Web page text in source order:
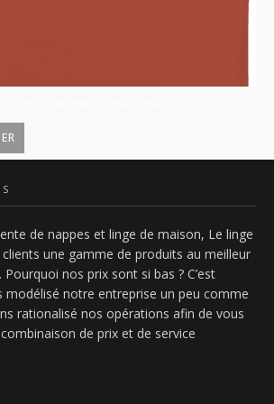
de nappes et linge de maison, Le linge
clients une gamme de produits au meilleur
nos prix sont si bas ? C’est
modélisé notre entreprise un peu comme
rationalisé nos opérations afin de vous
de prix et de service